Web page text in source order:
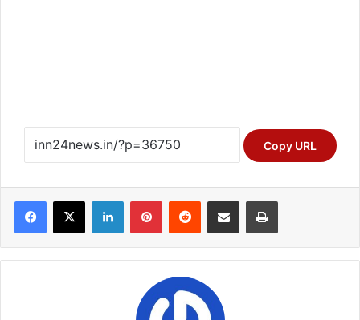
Copy URL
Facebook
X LinkedInPinterestReddit Share via Email Print